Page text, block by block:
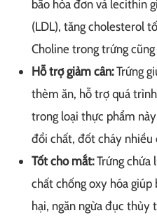
bão hòa đơn và lecithin
(LDL), tăng cholesterol
Choline trong trứng
Hỗ trợ giảm cân:Trứng
thèm ăn, hỗ trợ quá
trong loại thực phẩm
đổi chất, đốt cháy nhiều
Tốt cho mắt:Trứng chứa
chất chống oxy hóa
hại, ngăn ngừa đục